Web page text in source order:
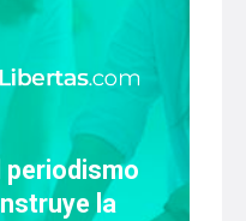
periodismo
la